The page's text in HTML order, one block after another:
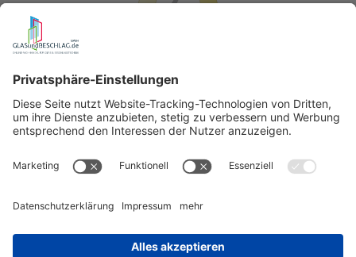
HerstellerBeratungFAQGlossarKontaktNewsletterTEAM
Widerruf